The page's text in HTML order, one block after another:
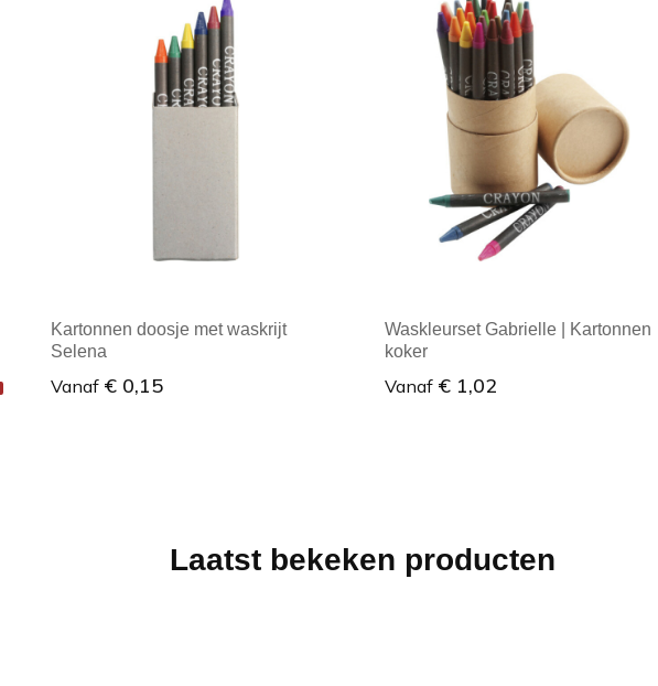
Kartonnen doosje met waskrijt
Selena
Vanaf € 0,15
Waskleurset Gabrielle | Kartonnen
koker
Vanaf € 1,02
Laatst bekeken producten